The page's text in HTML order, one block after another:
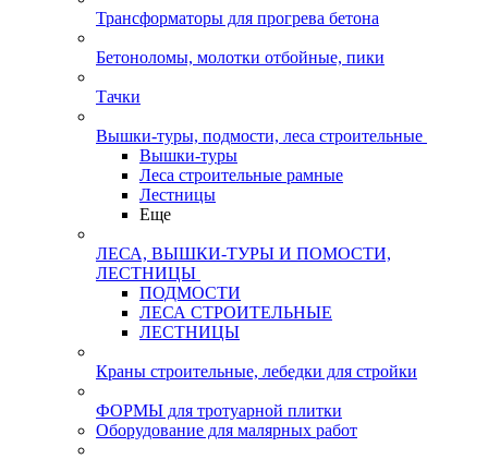
Трансформаторы для прогрева бетона
Бетоноломы, молотки отбойные, пики
Тачки
Вышки-туры, подмости, леса строительные
Вышки-туры
Леса строительные рамные
Лестницы
Еще
ЛЕСА, ВЫШКИ-ТУРЫ И ПОМОСТИ,
ЛЕСТНИЦЫ
ПОДМОСТИ
ЛЕСА СТРОИТЕЛЬНЫЕ
ЛЕСТНИЦЫ
Краны строительные, лебедки для стройки
ФОРМЫ для тротуарной плитки
Оборудование для малярных работ